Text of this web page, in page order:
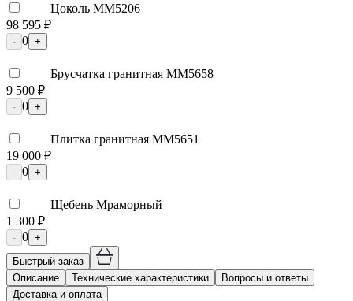
Цоколь ММ5206
98 595 ₽
- 0 +
Брусчатка гранитная ММ5658
9 500 ₽
- 0 +
Плитка гранитная ММ5651
19 000 ₽
- 0 +
Щебень Мраморный
1 300 ₽
- 0 +
Быстрый заказ
Описание
Технические характеристики
Вопросы и ответы
Доставка и оплата